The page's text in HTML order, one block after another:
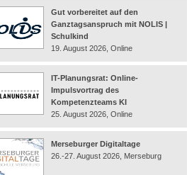
Gut vorbereitet auf den
Ganztagsanspruch mit NOLIS |
Schulkind
19. August 2026, Online
IT-Planungsrat: Online-
Impulsvortrag des
Kompetenzteams KI
25. August 2026, Online
Merseburger Digitaltage
26.-27. August 2026, Merseburg